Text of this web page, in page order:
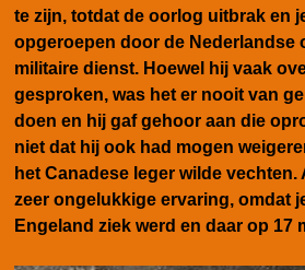
te zijn, totdat de oorlog uitbrak en
opgeroepen door de Nederlandse
militaire dienst. Hoewel hij vaak
gesproken, was het er nooit van
doen en hij gaf gehoor aan die
niet dat hij ook had mogen
het Canadese leger wilde vechten.
zeer ongelukkige ervaring, omdat
Engeland ziek werd en daar op 17